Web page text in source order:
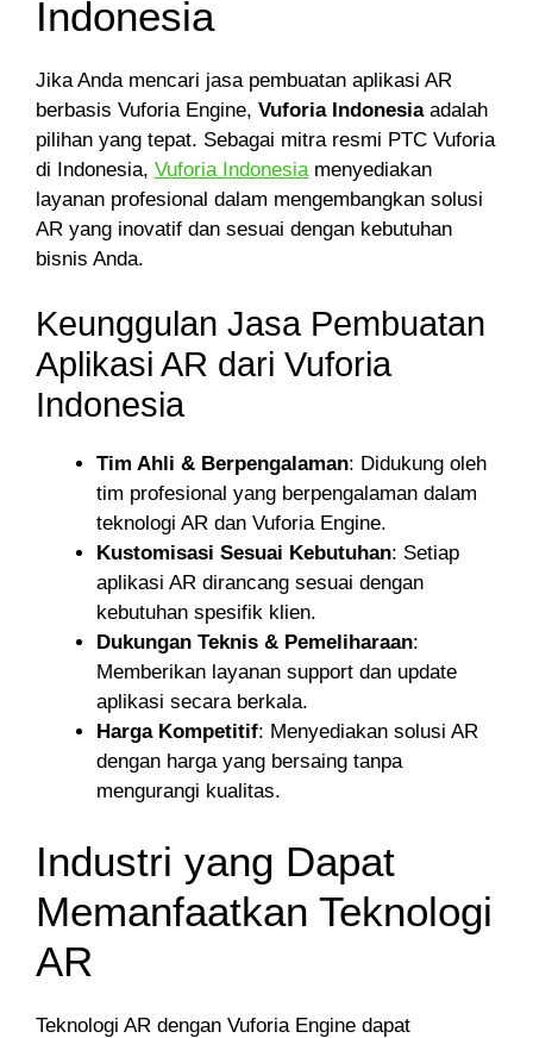
Indonesia
Jika Anda mencari jasa pembuatan aplikasi AR
berbasis Vuforia Engine, Vuforia Indonesiaadalah
pilihan yang tepat. Sebagai mitra resmi PTC Vuforia
di Indonesia, Vuforia Indonesia menyediakan
layanan profesional dalam mengembangkan solusi
AR yang inovatif dan sesuai dengan kebutuhan
bisnis Anda.
Keunggulan Jasa Pembuatan
Aplikasi AR dari Vuforia
Indonesia
Tim Ahli & Berpengalaman: Didukung oleh
tim profesional yang berpengalaman dalam
teknologi AR dan Vuforia Engine.
Kustomisasi Sesuai Kebutuhan: Setiap
aplikasi AR dirancang sesuai dengan
kebutuhan spesifik klien.
Dukungan Teknis & Pemeliharaan:
Memberikan layanan support dan update
aplikasi secara berkala.
Harga Kompetitif: Menyediakan solusi AR
dengan harga yang bersaing tanpa
mengurangi kualitas.
Industri yang Dapat
Memanfaatkan Teknologi
AR
Teknologi AR dengan Vuforia Engine dapat